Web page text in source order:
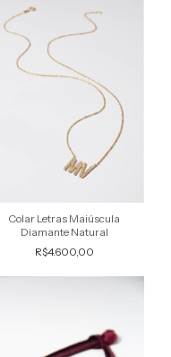
Colar Letras Maiúscula
Diamante Natural
R$4.600,00